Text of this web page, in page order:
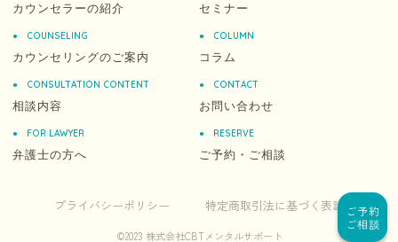
カウンセラーの紹介
COUNSELING
カウンセリングのご案内
CONSULTATION CONTENT
相談内容
FOR LAWYER
弁護士の方へ
セミナー
COLUMN
コラム
CONTACT
お問い合わせ
RESERVE
ご予約・ご相談
プライバシーポリシー 特定商取引法に基づく表記
©️2023 株式会社CBTメンタルサポート
ご予約
ご相談